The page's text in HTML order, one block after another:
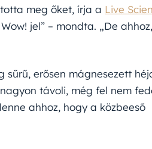
meg őket, írja a Live
jel” – mondta. „De
erősen mágnesezett
távoli, még fel nem
ahhoz, hogy a közbeeső